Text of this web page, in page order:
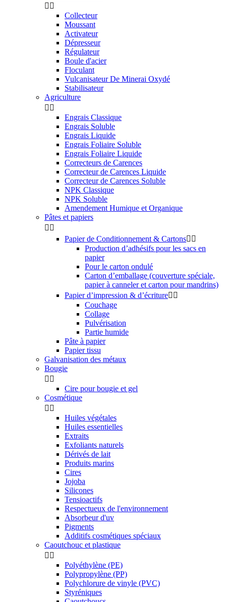
 
Collecteur
Moussant
Activateur
Dépresseur
Régulateur
Boule d'acier
Floculant
Vulcanisateur De Minerai Oxydé
Stabilisateur
Agriculture
 
Engrais Classique
Engrais Soluble
Engrais Liquide
Engrais Foliaire Soluble
Engrais Foliaire Liquide
Correcteurs de Carences
Correcteur de Carences Liquide
Correcteur de Carences Soluble
NPK Classique
NPK Soluble
Amendement Humique et Organique
Pâtes et papiers
 
Papier de Conditionnement & Cartons 
Production d’adhésifs pour les sacs en
papier
Pour le carton ondulé
Carton d’emballage (couverture spéciale,
papier à canneler et carton pour mandrins)
Papier d’impression & d’écriture 
Couchage
Collage
Pulvérisation
Partie humide
Pâte à papier
Papier tissu
Galvanisation des métaux
Bougie
 
Cire pour bougie et gel
Cosmétique
 
Huiles végétales
Huiles essentielles
Extraits
Exfoliants naturels
Dérivés de lait
Produits marins
Cires
Jojoba
Silicones
Tensioactifs
Respectueux de l'environnement
Absorbeur d'uv
Pigments
Additifs cosmétiques spéciaux
Caoutchouc et plastique
 
Polyéthylène (PE)
Polypropylène (PP)
Polychlorure de vinyle (PVC)
Styréniques